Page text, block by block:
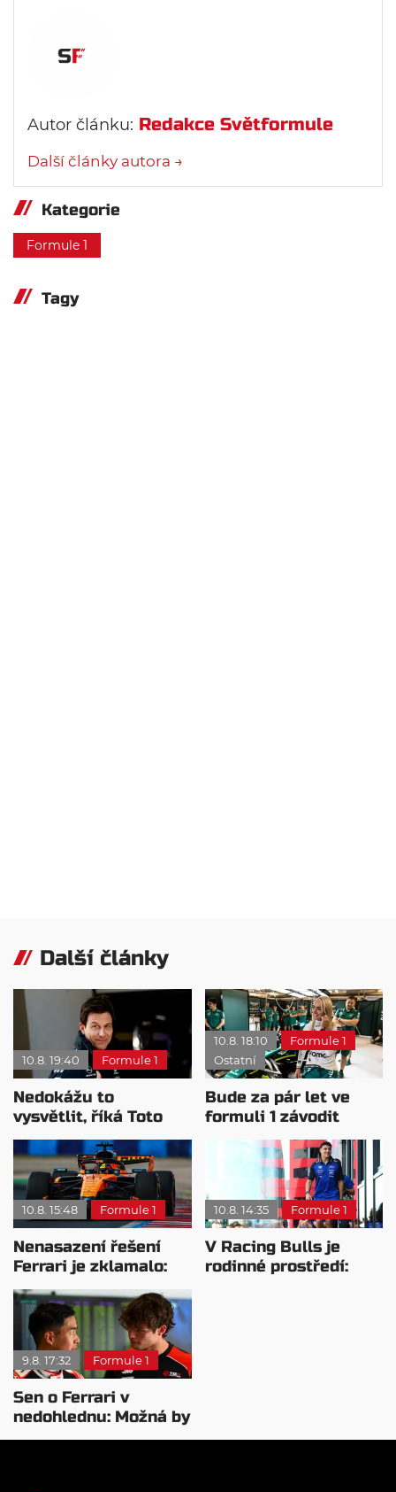
Autor článku: Redakce Světformule
Další články autora →
Kategorie
Formule 1
Tagy
Další články
10.8. 19:40 Formule 1
Nedokážu to
vysvětlit, říká Toto
Wolff o Antonelliho
výkonu
10.8. 18:10
Formule 1
Ostatní
Bude za pár let ve
formuli 1 závodit
10.8. 15:48 Formule 1
Nenasazení řešení
Ferrari je zklamalo:
Poslední test byl
pozitivní
10.8. 14:35 Formule 1
V Racing Bulls je
rodinné prostředí:
9.8. 17:32 Formule 1
Sen o Ferrari v
nedohlednu: Možná by
potřeboval plán B